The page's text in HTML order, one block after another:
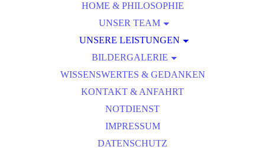
HOME & PHILOSOPHIE
UNSER TEAM
TIERÄRZTE & MITARBEITER
UNSERE LEISTUNGEN
LABOR & BILDGEBENDE DIAGNOSTIK
INNERE MEDIZIN
DERMATOLOGIE
CHIRURGIE
ZAHNMEDIZIN
ORTHOPÄDIE
BILDERGALERIE
PRAXISRUNDGANG
PATIENTEN
WISSENSWERTES & GEDANKEN
KONTAKT & ANFAHRT
NOTDIENST
IMPRESSUM
DATENSCHUTZ